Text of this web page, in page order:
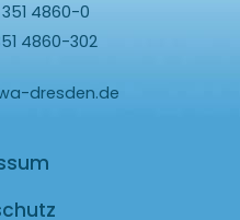
4860-0
4860-302
dresden.de